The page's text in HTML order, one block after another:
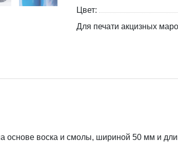
Цвет:
Для печати акцизных
основе воска и смолы, шириной 50 мм и